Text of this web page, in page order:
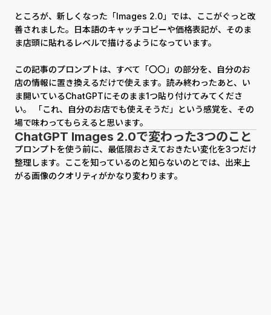
ところが、新しくなった「Images 2.0」では、ここがぐっと改
善されました。日本語のキャッチコピーや価格表記が、そのま
ま店頭に貼れるレベルで描けるようになっています。
この記事のプロンプトは、すべて「〇〇」の部分を、自分のお
店の情報に置き換えるだけで使えます。読み終わったあと、い
ま開いているChatGPTにそのまま1つ貼り付けてみてくださ
い。 「これ、自分のお店でも使えそうだ」という感覚を、その
場で味わってもらえると思います。
ChatGPT Images 2.0で変わった3つのこと
プロンプトを使う前に、最低限おさえておきたい変化を3つだけ
整理します。ここを知っているのと知らないのとでは、出来上
がる画像のクオリティがかなり変わります。